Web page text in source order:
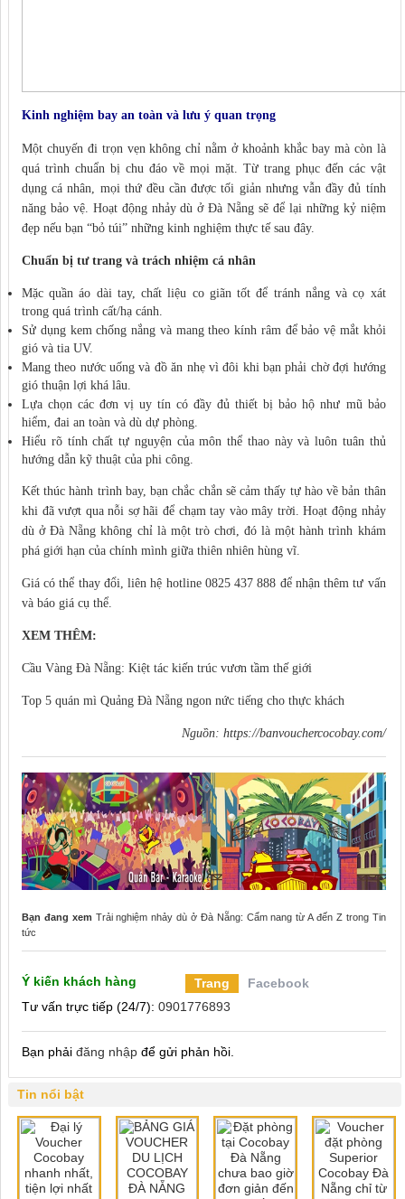
Kinh nghiệm bay an toàn và lưu ý quan trọng
Một chuyến đi trọn vẹn không chỉ nằm ở khoảnh khắc bay mà còn là
quá trình chuẩn bị chu đáo về mọi mặt. Từ trang phục đến các vật
dụng cá nhân, mọi thứ đều cần được tối giản nhưng vẫn đầy đủ tính
năng bảo vệ. Hoạt động nhảy dù ở Đà Nẵng sẽ để lại những kỷ niệm
đẹp nếu bạn “bỏ túi” những kinh nghiệm thực tế sau đây.
Chuẩn bị tư trang và trách nhiệm cá nhân
Mặc quần áo dài tay, chất liệu co giãn tốt để tránh nắng và cọ xát
trong quá trình cất/hạ cánh.
Sử dụng kem chống nắng và mang theo kính râm để bảo vệ mắt khỏi
gió và tia UV.
Mang theo nước uống và đồ ăn nhẹ vì đôi khi bạn phải chờ đợi hướng
gió thuận lợi khá lâu.
Lựa chọn các đơn vị uy tín có đầy đủ thiết bị bảo hộ như mũ bảo
hiểm, đai an toàn và dù dự phòng.
Hiểu rõ tính chất tự nguyện của môn thể thao này và luôn tuân thủ
hướng dẫn kỹ thuật của phi công.
Kết thúc hành trình bay, bạn chắc chắn sẽ cảm thấy tự hào về bản thân
khi đã vượt qua nỗi sợ hãi để chạm tay vào mây trời. Hoạt động nhảy
dù ở Đà Nẵng không chỉ là một trò chơi, đó là một hành trình khám
phá giới hạn của chính mình giữa thiên nhiên hùng vĩ.
Giá có thể thay đổi, liên hệ hotline 0825 437 888 để nhận thêm tư vấn
và báo giá cụ thể.
XEM THÊM:
Cầu Vàng Đà Nẵng: Kiệt tác kiến trúc vươn tầm thế giới
Top 5 quán mì Quảng Đà Nẵng ngon nức tiếng cho thực khách
Nguồn: https://banvouchercocobay.com/
Bạn đang xem Trải nghiệm nhảy dù ở Đà Nẵng: Cẩm nang từ A đến Z trong Tin
tức
Ý kiến khách hàng Trang
Facebook
Tư vấn trực tiếp (24/7): 0901776893
Bạn phải đăng nhập để gửi phản hồi.
Tin nổi bật